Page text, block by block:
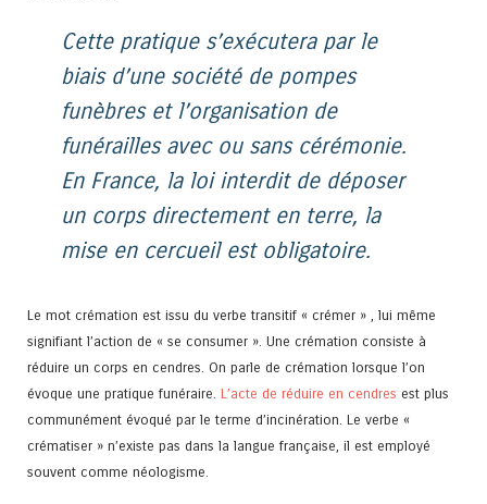
Cette pratique s’exécutera par le
biais d’une société de pompes
funèbres et l’organisation de
funérailles avec ou sans cérémonie.
En France, la loi interdit de déposer
un corps directement en terre, la
mise en cercueil est obligatoire.
Le mot crémation est issu du verbe transitif « crémer » , lui même
signifiant l’action de « se consumer ». Une crémation consiste à
réduire un corps en cendres. On parle de crémation lorsque l’on
évoque une pratique funéraire. L’acte de réduire en cendres est plus
communément évoqué par le terme d’incinération. Le verbe «
crématiser » n’existe pas dans la langue française, il est employé
souvent comme néologisme.